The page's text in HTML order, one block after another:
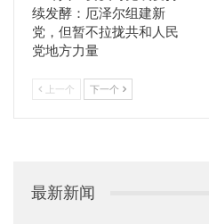
续发酵：厄泽尔组建新
党，但暂不拉拢共和人民
党地方力量
上一个 下一个
最新新闻